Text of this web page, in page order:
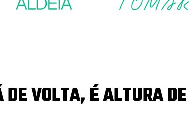
DE VOLTA, É ALTURA